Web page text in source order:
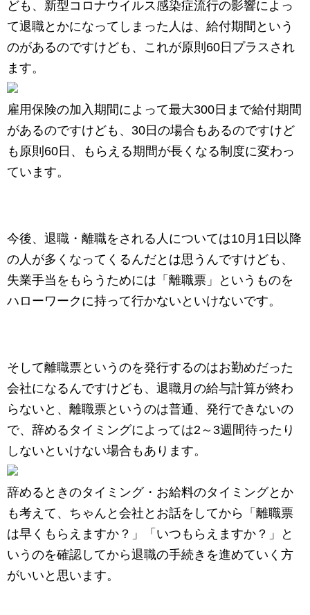
ども、新型コロナウイルス感染症流行の影響によっ
て退職とかになってしまった人は、給付期間という
のがあるのですけども、これが原則60日プラスされ
ます。
雇用保険の加入期間によって最大300日まで給付期間
があるのですけども、30日の場合もあるのですけど
も原則60日、もらえる期間が長くなる制度に変わっ
ています。
今後、退職・離職をされる人については10月1日以降
の人が多くなってくるんだとは思うんですけども、
失業手当をもらうためには「離職票」というものを
ハローワークに持って行かないといけないです。
そして離職票というのを発行するのはお勤めだった
会社になるんですけども、退職月の給与計算が終わ
らないと、離職票というのは普通、発行できないの
で、辞めるタイミングによっては2～3週間待ったり
しないといけない場合もあります。
辞めるときのタイミング・お給料のタイミングとか
も考えて、ちゃんと会社とお話をしてから「離職票
は早くもらえますか？」「いつもらえますか？」と
いうのを確認してから退職の手続きを進めていく方
がいいと思います。